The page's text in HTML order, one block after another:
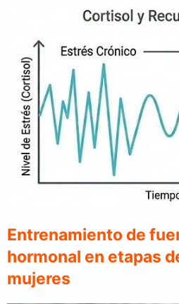
Entrenamiento de
hormonal en etapas
mujeres